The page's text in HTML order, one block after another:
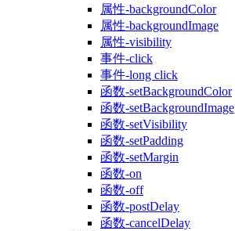
属性-backgroundColor
属性-backgroundImage
属性-visibility
事件-click
事件-long click
函数-setBackgroundColor
函数-setBackgroundImage
函数-setVisibility
函数-setPadding
函数-setMargin
函数-on
函数-off
函数-postDelay
函数-cancelDelay